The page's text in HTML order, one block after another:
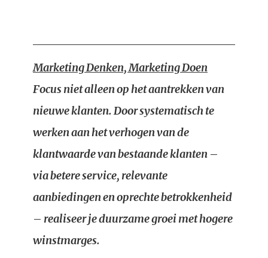
Marketing Denken, Marketing Doen
Focus niet alleen op het aantrekken van
nieuwe klanten. Door systematisch te
werken aan het verhogen van de
klantwaarde van bestaande klanten –
via betere service, relevante
aanbiedingen en oprechte betrokkenheid
– realiseer je duurzame groei met hogere
winstmarges.